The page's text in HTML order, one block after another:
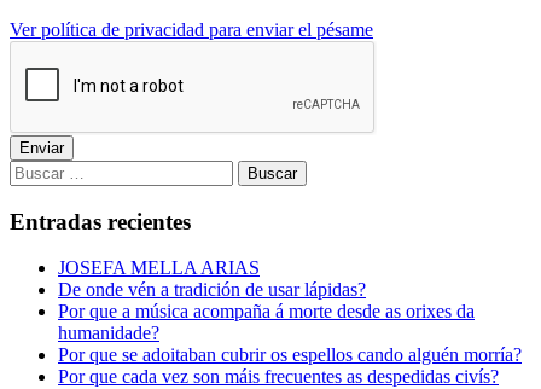
Ver política de privacidad para enviar el pésame
Enviar
Buscar:
Entradas recientes
JOSEFA MELLA ARIAS
De onde vén a tradición de usar lápidas?
Por que a música acompaña á morte desde as orixes da
humanidade?
Por que se adoitaban cubrir os espellos cando alguén morría?
Por que cada vez son máis frecuentes as despedidas civís?